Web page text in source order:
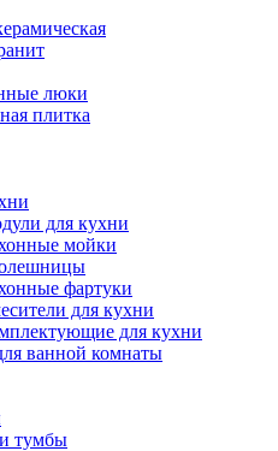
люки
плитка
для кухни
мойки
фартуки
для кухни
для кухни
ванной комнаты
тумбы